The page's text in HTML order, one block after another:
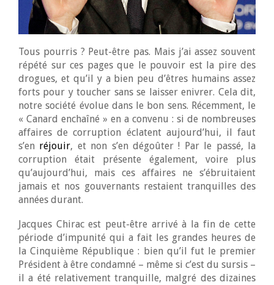
Tous pourris ? Peut-être pas. Mais j’ai assez souvent
répété sur ces pages que le pouvoir est la pire des
drogues, et qu’il y a bien peu d’êtres humains assez
forts pour y toucher sans se laisser enivrer. Cela dit,
notre société évolue dans le bon sens. Récemment, le
« Canard enchaîné » en a convenu : si de nombreuses
affaires de corruption éclatent aujourd’hui, il faut
s’en réjouir, et non s’en dégoûter ! Par le passé, la
corruption était présente également, voire plus
qu’aujourd’hui, mais ces affaires ne s’ébruitaient
jamais et nos gouvernants restaient tranquilles des
années durant.
Jacques Chirac est peut-être arrivé à la fin de cette
période d’impunité qui a fait les grandes heures de
la Cinquième République : bien qu’il fut le premier
Président à être condamné – même si c’est du sursis –
il a été relativement tranquille, malgré des dizaines